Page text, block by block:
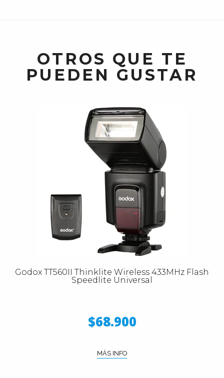
OTROS QUE TE
PUEDEN GUSTAR
Godox TT560II Thinklite Wireless 433MHz Flash
Speedlite Universal
$68.900
MÁS INFO